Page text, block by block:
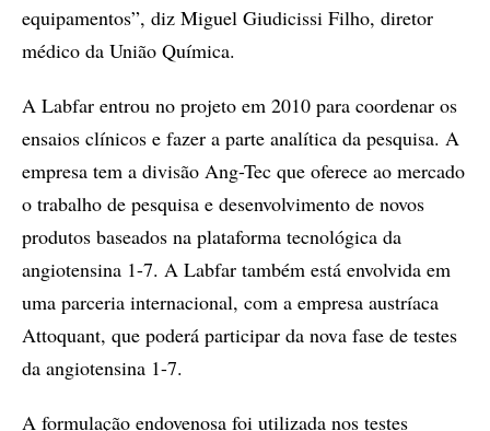
equipamentos”, diz Miguel Giudicissi Filho, diretor
médico da União Química.
A Labfar entrou no projeto em 2010 para coordenar os
ensaios clínicos e fazer a parte analítica da pesquisa. A
empresa tem a divisão Ang-Tec que oferece ao mercado
o trabalho de pesquisa e desenvolvimento de novos
produtos baseados na plataforma tecnológica da
angiotensina 1-7. A Labfar também está envolvida em
uma parceria internacional, com a empresa austríaca
Attoquant, que poderá participar da nova fase de testes
da angiotensina 1-7.
A formulação endovenosa foi utilizada nos testes